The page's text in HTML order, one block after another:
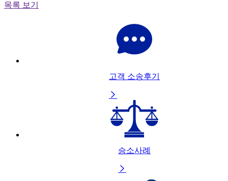
목록 보기
고객 소송후기

승소사례
